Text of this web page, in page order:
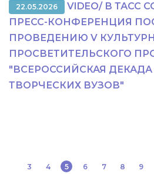
22.05.2026
VIDEO/ В ТАСС
ПРЕСС-КОНФЕРЕНЦИЯ
ПРОВЕДЕНИЮ V
ПРОСВЕТИТЕЛЬСКОГО
"ВСЕРОССИЙСКАЯ
ТВОРЧЕСКИХ ВУЗОВ"
3 4 5 6 7 8 9